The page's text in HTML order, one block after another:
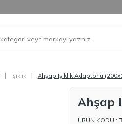
| Işıklık | Ahşap Işıklık Adaptörlü
Ahşap
ÜRÜN KODU :